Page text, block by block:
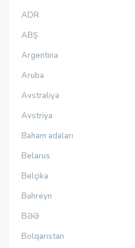
ADR
ABŞ
Argentina
Aruba
Avstraliya
Avstriya
Baham adaları
Belarus
Belçika
Bəhreyn
BƏƏ
Bolqarıstan